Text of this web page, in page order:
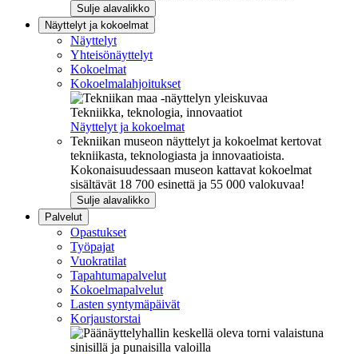
Sulje alavalikko
Näyttelyt ja kokoelmat
Näyttelyt
Yhteisönäyttelyt
Kokoelmat
Kokoelmalahjoitukset
Tekniikka, teknologia, innovaatiot
Näyttelyt ja kokoelmat
Tekniikan museon näyttelyt ja kokoelmat kertovat
tekniikasta, teknologiasta ja innovaatioista.
Kokonaisuudessaan museon kattavat kokoelmat
sisältävät 18 700 esinettä ja 55 000 valokuvaa!
Sulje alavalikko
Palvelut
Opastukset
Työpajat
Vuokratilat
Tapahtumapalvelut
Kokoelmapalvelut
Lasten syntymäpäivät
Korjaustorstai